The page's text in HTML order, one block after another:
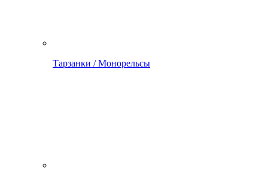
Тарзанки / Монорельсы